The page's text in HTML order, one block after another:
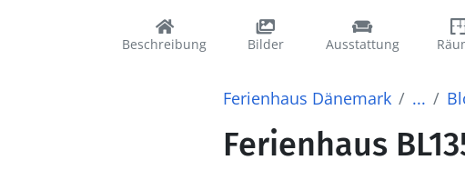
Beschreibung Bilder Ausstattung
Ferienhaus Dänemark ...
Ferienhaus